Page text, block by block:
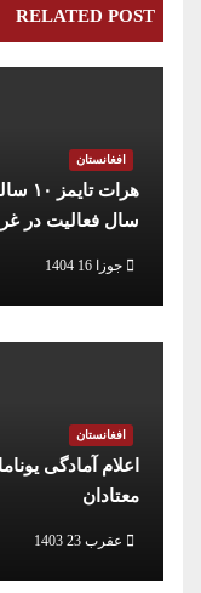
RELATED POST
افغانستان
سال فعالیت در
جوزا 16 1404
افغانستان
اعلام آمادگی
معتادان
عقرب 23 1403